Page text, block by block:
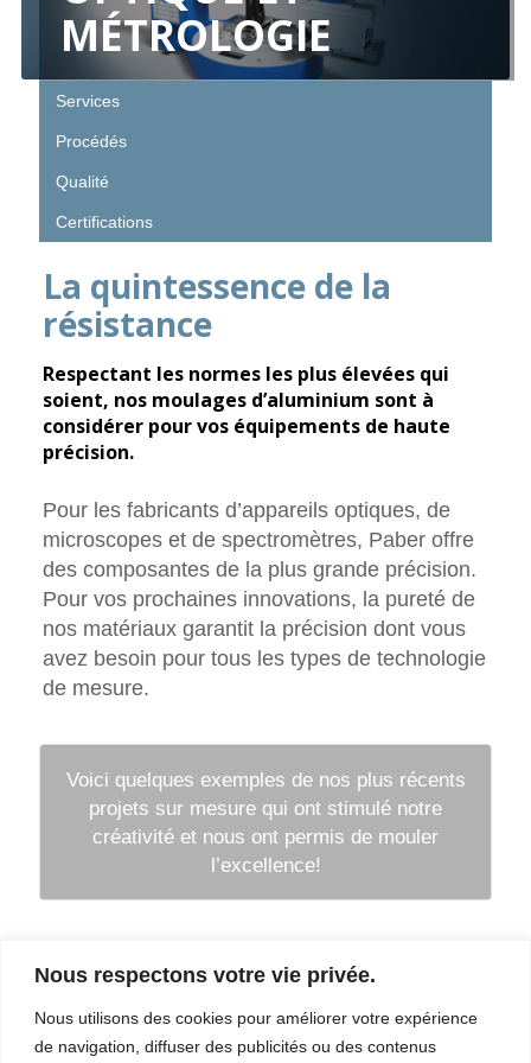
Nous respectons votre vie privée.
Nous utilisons des cookies pour améliorer votre expérience
de navigation, diffuser des publicités ou des contenus
MÉTROLOGIE
Services
Procédés
Qualité
Certifications
La quintessence de la
résistance
Respectant les normes les plus élevées qui
soient, nos moulages d’aluminium sont à
considérer pour vos équipements de haute
précision.
Pour les fabricants d’appareils optiques, de
microscopes et de spectromètres, Paber offre
des composantes de la plus grande précision.
Pour vos prochaines innovations, la pureté de
nos matériaux garantit la précision dont vous
avez besoin pour tous les types de technologie
de mesure.
Voici quelques exemples de nos plus récents
projets sur mesure qui ont stimulé notre
créativité et nous ont permis de mouler
l’excellence!
Entreprise
Coordonnées
Services
Qualité